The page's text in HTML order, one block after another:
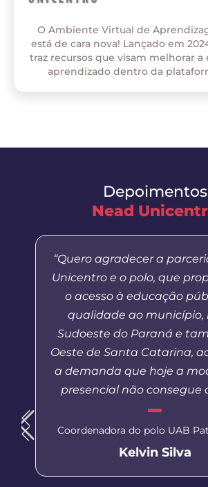
O Ambiente Virtual de
está de cara nova! Lançado em
traz recursos que visam melhorar
aprendizado dentro da
Depoimentos
Nead
“Quero agradecer a
Unicentro e o polo, que
o acesso à educação
qualidade ao município,
Sudoeste do Paraná e
Oeste de Santa Catarina,
a demanda que hoje a
presencial não consegue
Coordenadora do polo UAB
Kelvin Silva